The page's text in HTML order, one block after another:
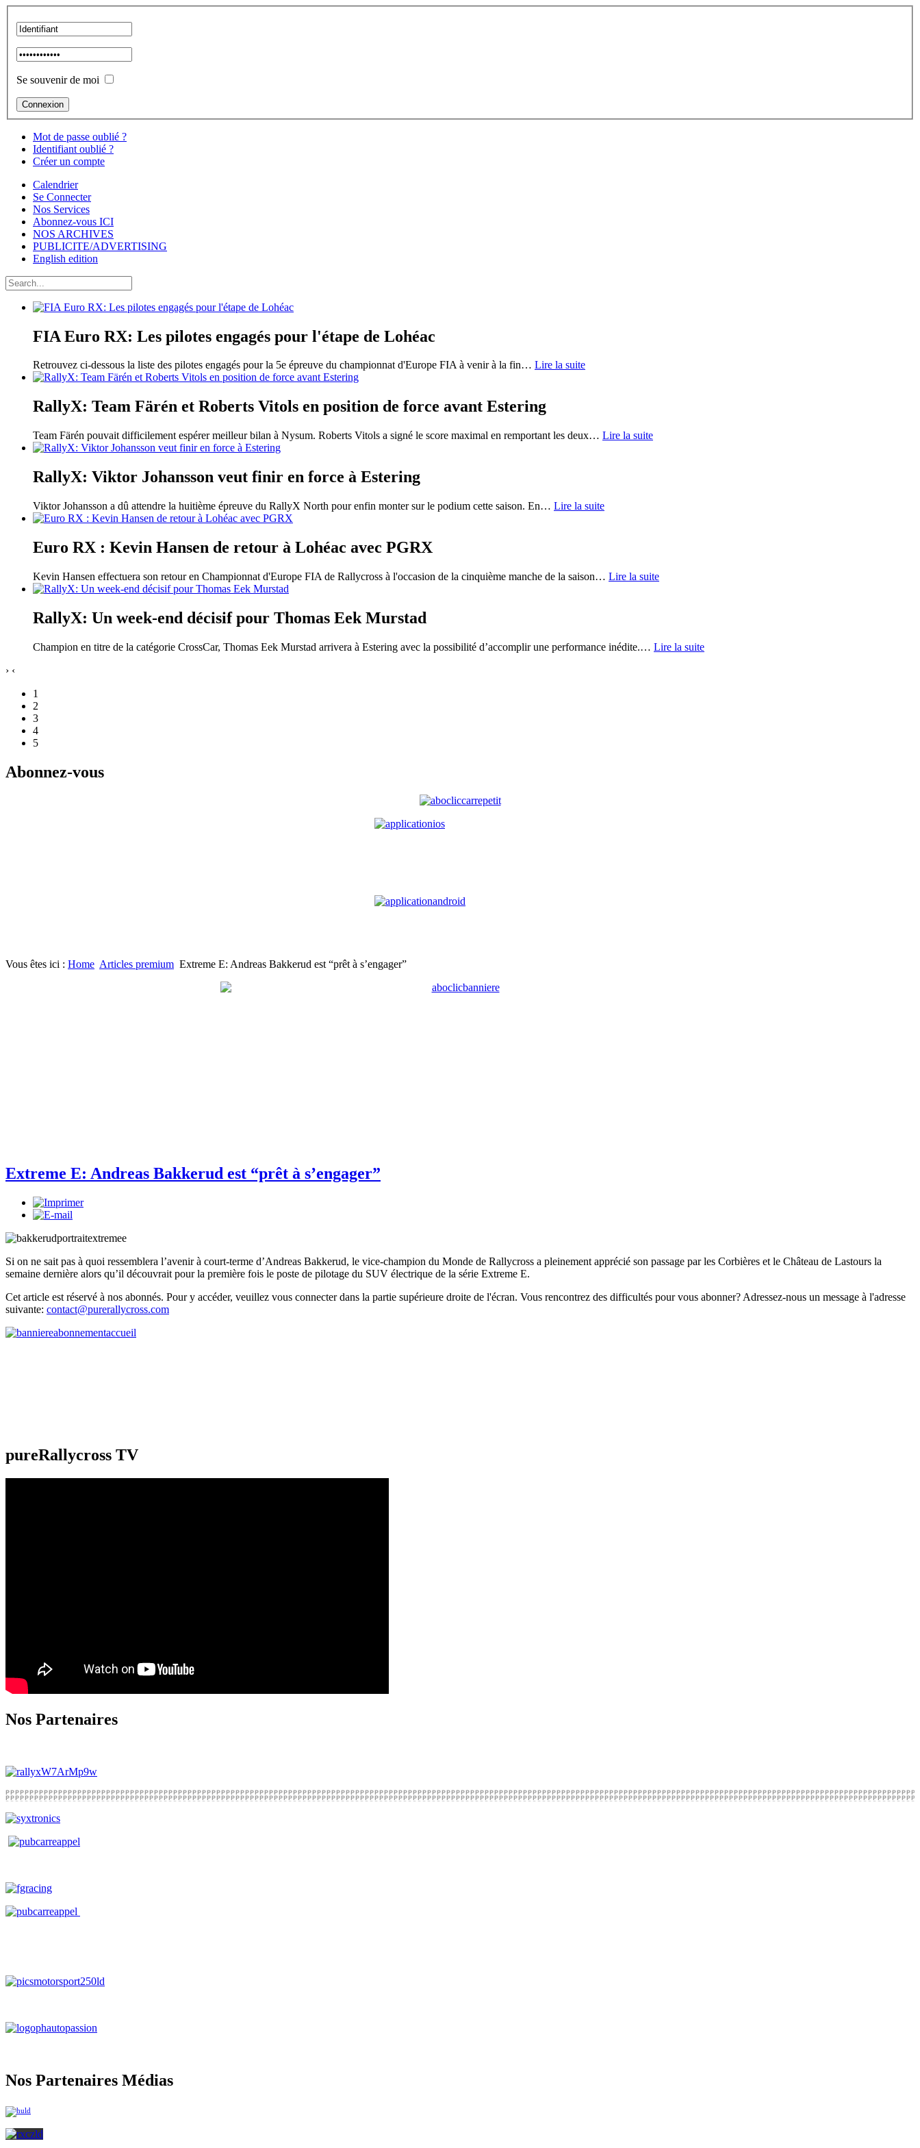
Se souvenir de moi
Mot de passe oublié ?
Identifiant oublié ?
Créer un compte
Calendrier
Se Connecter
Nos Services
Abonnez-vous ICI
NOS ARCHIVES
PUBLICITE/ADVERTISING
English edition
FIA Euro RX: Les pilotes engagés pour l'étape de Lohéac
Retrouvez ci-dessous la liste des pilotes engagés pour la 5e épreuve du championnat d'Europe FIA à venir à la fin… Lire la suite
RallyX: Team Färén et Roberts Vitols en position de force avant Estering
Team Färén pouvait difficilement espérer meilleur bilan à Nysum. Roberts Vitols a signé le score maximal en remportant les deux… Lire la suite
RallyX: Viktor Johansson veut finir en force à Estering
Viktor Johansson a dû attendre la huitième épreuve du RallyX North pour enfin monter sur le podium cette saison. En… Lire la suite
Euro RX : Kevin Hansen de retour à Lohéac avec PGRX
Kevin Hansen effectuera son retour en Championnat d'Europe FIA de Rallycross à l'occasion de la cinquième manche de la saison… Lire la suite
RallyX: Un week-end décisif pour Thomas Eek Murstad
Champion en titre de la catégorie CrossCar, Thomas Eek Murstad arrivera à Estering avec la possibilité d’accomplir une performance inédite.… Lire la suite
› ‹
1
2
3
4
5
Abonnez-vous
Vous êtes ici : Home Articles premium Extreme E: Andreas Bakkerud est “prêt à s’engager”
Extreme E: Andreas Bakkerud est “prêt à s’engager”
Si on ne sait pas à quoi ressemblera l’avenir à court-terme d’Andreas Bakkerud, le vice-champion du Monde de Rallycross a pleinement apprécié son passage par les Corbières et le Château de Lastours la
semaine dernière alors qu’il découvrait pour la première fois le poste de pilotage du SUV électrique de la série Extreme E.
Cet article est réservé à nos abonnés. Pour y accéder, veuillez vous connecter dans la partie supérieure droite de l'écran. Vous rencontrez des difficultés pour vous abonner? Adressez-nous un message à l'adresse
suivante: contact@purerallycross.com
pureRallycross TV
Nos Partenaires
Nos Partenaires Médias